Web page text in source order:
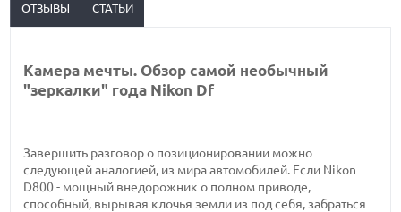
ОТЗЫВЫ СТАТЬИ
Камера мечты. Обзор самой необычный
"зеркалки" года Nikon Df
Завершить разговор о позиционировании можно
следующей аналогией, из мира автомобилей. Если Nikon
D800 - мощный внедорожник о полном приводе,
способный, вырывая клочья земли из под себя, забраться